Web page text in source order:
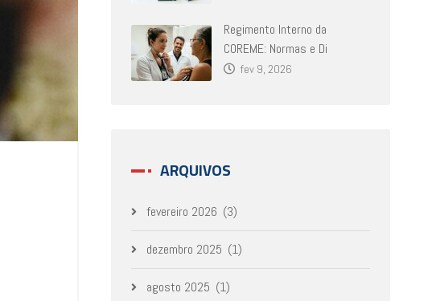
Regimento Interno da
COREME: Normas e Di
fev 9, 2026
ARQUIVOS
fevereiro 2026 (3)
dezembro 2025 (1)
agosto 2025 (1)